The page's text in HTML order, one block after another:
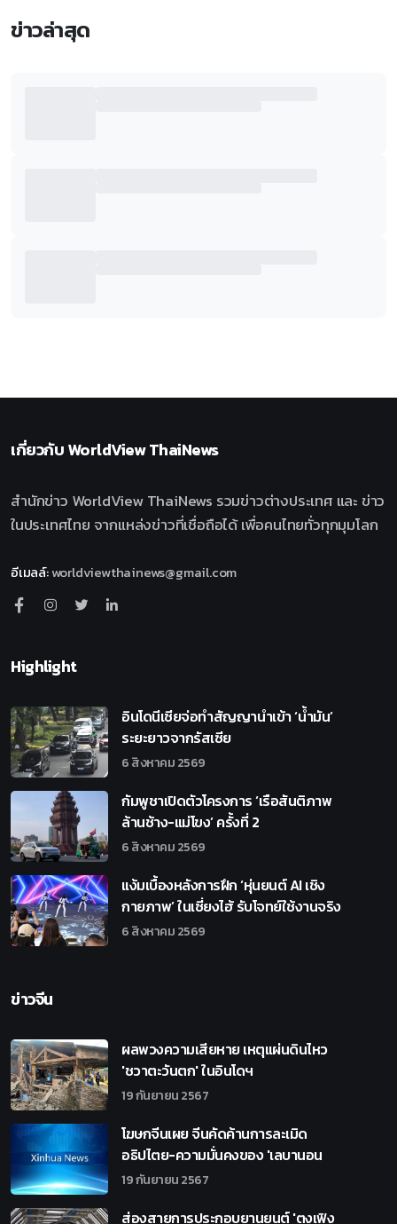
ข่าวล่าสุด
เกี่ยวกับWorldView ThaiNews
สำนักข่าว WorldView ThaiNews รวมข่าวต่างประเทศ และ ข่าว
ในประเทศไทย จากแหล่งข่าวที่เชื่อถือได้ เพื่อคนไทยทั่วทุกมุมโลก
อีเมลล์:worldviewthainews@gmail.com
Highlight
อินโดนีเซียจ่อทำสัญญานำเข้า ‘น้ำมัน’
ระยะยาวจากรัสเซีย
6 สิงหาคม 2569
กัมพูชาเปิดตัวโครงการ ‘เรือสันติภาพ
ล้านช้าง-แม่โขง’ ครั้งที่ 2
6 สิงหาคม 2569
แง้มเบื้องหลังการฝึก ‘หุ่นยนต์ AI เชิง
กายภาพ’ ในเซี่ยงไฮ้ รับโจทย์ใช้งานจริง
6 สิงหาคม 2569
ข่าวจีน
ผลพวงความเสียหาย เหตุแผ่นดินไหว
'ชวาตะวันตก' ในอินโดฯ
19 กันยายน 2567
โฆษกจีนเผย จีนคัดค้านการละเมิด
อธิปไตย-ความมั่นคงของ 'เลบานอน
19 กันยายน 2567
ส่องสายการประกอบยานยนต์ 'ตงเฟิง